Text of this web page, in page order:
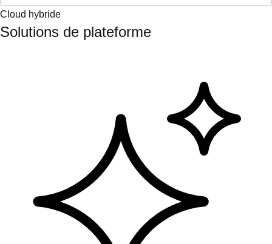
Cloud hybride
Solutions de plateforme